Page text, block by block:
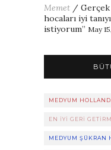
Memet /
hocaları iyi
istiyorum” May
MEDYUM
EN IYI GERI
MEDYUM ŞÜKRAN